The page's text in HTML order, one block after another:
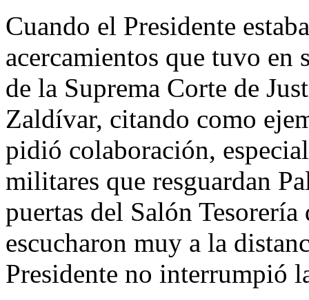
Cuando el Presidente
acercamientos que tuvo en
de la Suprema Corte de
Zaldívar, citando como
pidió colaboración,
militares que resguardan
puertas del Salón
escucharon muy a la
Presidente no interrumpió